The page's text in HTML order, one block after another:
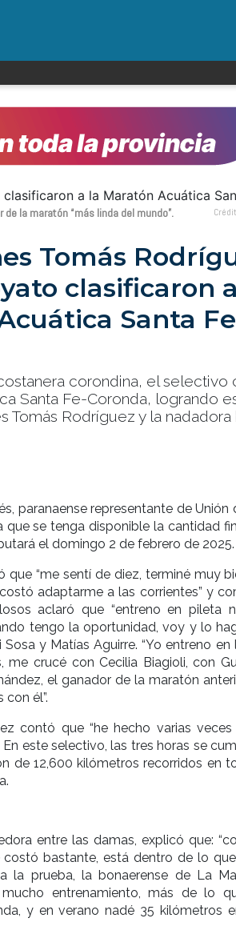
la maratón “más linda del mundo”.
Tomás
clasificaron
Santa
corondina, el selectivo
Santa Fe-Coronda, logrando
Tomás Rodríguez y la nadadora
paranaense representante de Unión
que se tenga disponible la cantidad
el domingo 2 de febrero de 2025.
que “me sentí de diez, terminé muy
adaptarme a las corrientes” y
aclaró que “entreno en pileta
tengo la oportunidad, voy y lo
y Matías Aguirre. “Yo entreno
me crucé con Cecilia Biagioli, con
el ganador de la maratón
él”.
contó que “he hecho varias
En este selectivo, las tres horas se
de 12,600 kilómetros recorridos en
entre las damas, explicó que:
costó bastante, está dentro de lo
la prueba, la bonaerense de La
entrenamiento, más de lo
y en verano nadé 35 kilómetros